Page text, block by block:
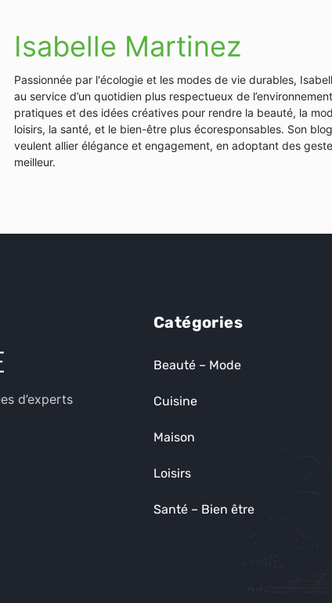
Isabelle Martinez
Passionnée par l'écologie et les modes de vie durables,
au service d’un quotidien plus respectueux de
pratiques et des idées créatives pour rendre la beauté, la
loisirs, la santé, et le bien-être plus écoresponsables. Son
veulent allier élégance et engagement, en adoptant des
meilleur.
d’experts
Catégories
Beauté – Mode
Cuisine
Maison
Loisirs
Santé – Bien être